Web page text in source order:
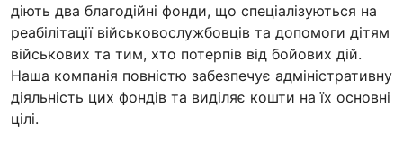
діють два благодійні фонди, що спеціалізуються на
реабілітації військовослужбовців та допомоги дітям
військових та тим, хто потерпів від бойових дій.
Наша компанія повністю забезпечує адміністративну
діяльність цих фондів та виділяє кошти на їх основні
цілі.